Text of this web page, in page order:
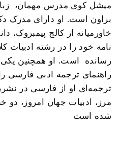
میشل کوی مدرس مهمان،
براون است. او دارای مدرک
خاورمیانه از کالج پیمبروک،
نامه خود را در رشته ادبیات
رسانده است. او همچنین یکی
ترجمه‌ای او از فارسی در
مرز، ادبیات جهان امروز،
شده است